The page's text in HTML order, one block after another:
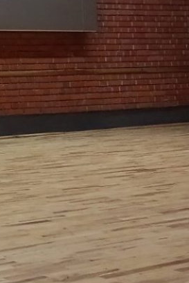
Дан броја пи
школе